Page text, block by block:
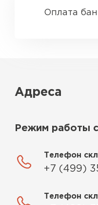
Оплата
Адреса
Режим работы
Телефон
+7 (499)
Телефон